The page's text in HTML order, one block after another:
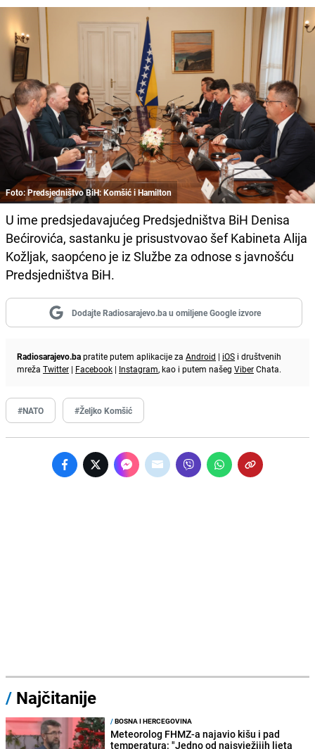
Foto: Predsjedništvo BiH: Komšić i Hamilton
U ime predsjedavajućeg Predsjedništva BiH Denisa
Bećirovića, sastanku je prisustvovao šef Kabineta Alija
Kožljak, saopćeno je iz Službe za odnose s javnošću
Predsjedništva BiH.
Dodajte Radiosarajevo.ba u omiljene Google izvore
Radiosarajevo.bapratite putem aplikacije za Android | iOS i društvenih
mreža Twitter | Facebook | Instagram, kao i putem našeg ViberChata.
#NATO #Željko Komšić
/ Najčitanije
/BOSNA I HERCEGOVINA
Meteorolog FHMZ-a najavio kišu i pad
temperatura: "Jedno od najsvježijih ljeta